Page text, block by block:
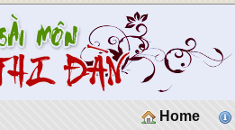
Home